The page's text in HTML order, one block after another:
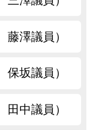
澤議員）
坂議員）
中議員）